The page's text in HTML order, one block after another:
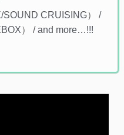
CRUISING） /
） / and more…!!!